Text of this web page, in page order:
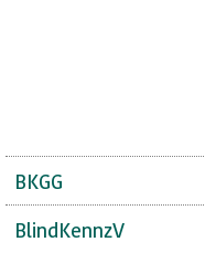
BKGG
BlindKennzV